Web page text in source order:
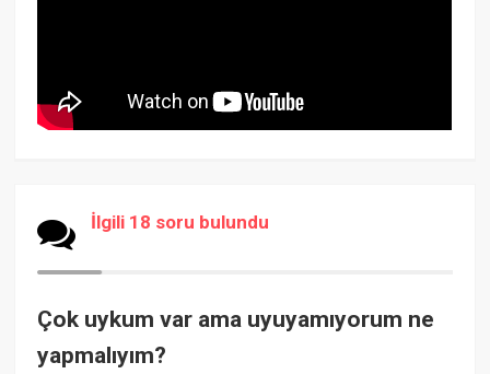
İlgili 18 soru bulundu
Çok uykum var ama uyuyamıyorum ne
yapmalıyım?